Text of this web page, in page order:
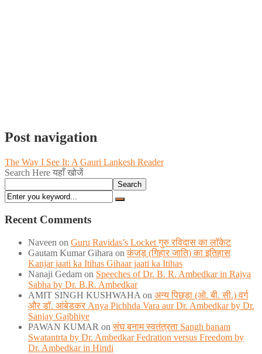
Post navigation
The Way I See It: A Gauri Lankesh Reader
Search Here यहाँ खोजें
Search
Recent Comments
Naveen on Guru Ravidas’s Locket गुरु रविदास का लॉकेट
Gautam Kumar Gihara onकंजड़ (गिहार जाति) का इतिहास
Kanjar jaati ka Itihas Gihaar jaati ka Itihas
Nanaji Gedam on Speeches of Dr. B. R. Ambedkar in Rajya
Sabha by Dr. B.R. Ambedkar
AMIT SINGH KUSHWAHA on अन्य पिछड़ा (ओ. बी. सी.) वर्ग
और डॉ. आंबेडकर Anya Pichhda Vara aur Dr. Ambedkar by Dr.
Sanjay Gajbhiye
PAWAN KUMAR onसंघ बनाम स्वतंत्रता Sangh banam
Swatantrta by Dr. Ambedkar Fedration versus Freedom by
Dr. Ambedkar in Hindi